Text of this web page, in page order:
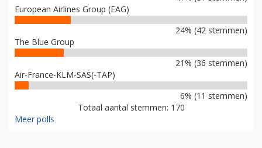
European Airlines Group (EAG)
24% (42 stemmen)
The Blue Group
21% (36 stemmen)
Air-France-KLM-SAS(-TAP)
6% (11 stemmen)
Totaal aantal stemmen: 170
Meer polls